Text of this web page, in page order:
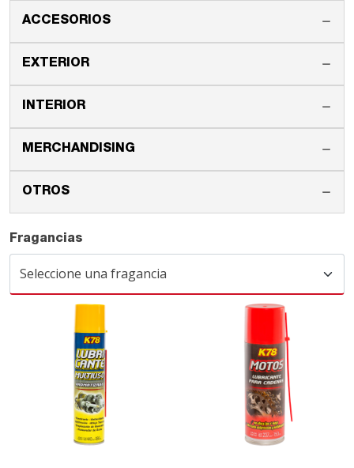
ACCESORIOS
EXTERIOR
INTERIOR
MERCHANDISING
OTROS
Fragancias